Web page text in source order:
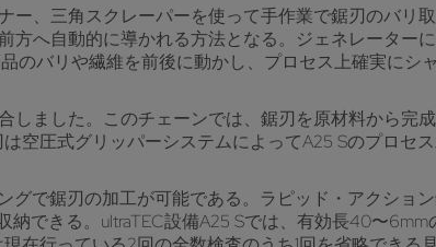
、三角スクレーパーを使って手作業で鋸刃のバリ取
へ自動的に導かれる方法となる。ジェネレーター
のバリや繊維を前後に動かし、プロセス上確実にシ
しました。このチェーンでは、鋸刃を原材料から完
空圧式グリッパーシステムによってA25 Sのプロセ
で鋸刃の加工が可能である。ラピッド・アクショ
できる。ultraTEC設備A25 Sでは、有効長40〜6mm